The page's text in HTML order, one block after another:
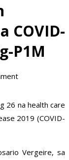
COVID-
P1M
26 na health care
2019 (COVID-
Vergeire, sa